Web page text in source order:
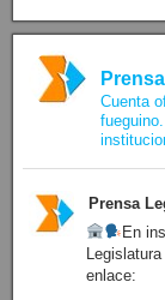
Cuenta
Prensa
En
enlace: